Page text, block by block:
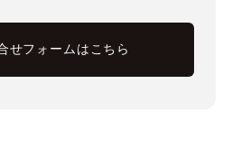
せフォームはこちら